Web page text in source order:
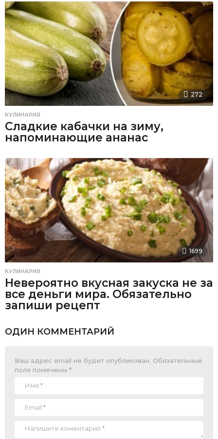
272
КУЛИНАРИЯ
Сладкие кабачки на зиму,
напоминающие ананас
1699
КУЛИНАРИЯ
Невероятно вкусная закуска не за
все деньги мира. Обязательно
запиши рецепт
ОДИН КОММЕНТАРИЙ
Ваш адрес email не будет опубликован. Обязательные
поля помечены *